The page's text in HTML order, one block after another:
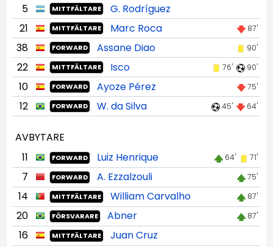
5 MITTFÄLTARE
G. Rodríguez
21
MITTFÄLTARE Marc Roca 87'
38 FORWARD Assane Diao 90'
22 MITTFÄLTARE Isco 76' 90'
10 FORWARD Ayoze Pérez 75'
12 FORWARD W. da Silva 45' 64'
AVBYTARE
11
FORWARD Luiz Henrique 64' 71'
7 FORWARD A. Ezzalzouli 75'
14 MITTFÄLTARE William Carvalho 87'
20 FÖRSVARARE Abner 87'
16 MITTFÄLTARE
Juan Cruz